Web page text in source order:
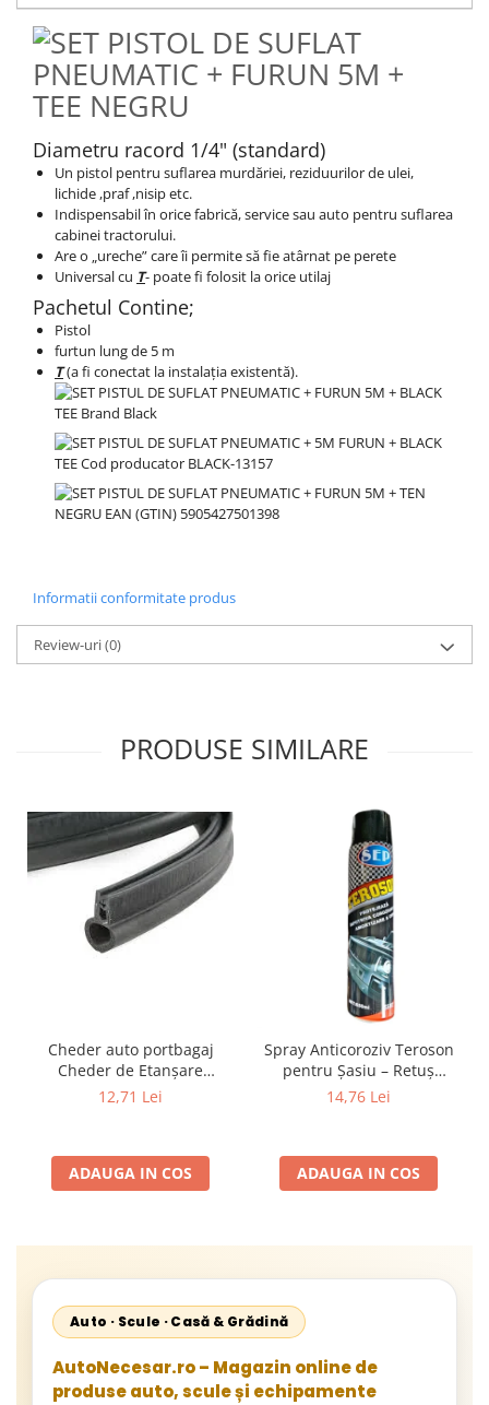
Diametru racord 1/4" (standard)
Un pistol pentru suflarea murdăriei, reziduurilor de ulei,
lichide ,praf ,nisip etc.
Indispensabil în orice fabrică, service sau auto pentru suflarea
cabinei tractorului.
Are o „ureche” care îi permite să fie atârnat pe perete
Universal cu T- poate fi folosit la orice utilaj
Pachetul Contine;
Pistol
furtun lung de 5 m
T(a fi conectat la instalația existentă).
Informatii conformitate produs
Review-uri(0)
PRODUSE SIMILARE
Cheder auto portbagaj
Cheder de Etanșare
Profesional din Cauciuc -
Aplicații Vânzare la Metru
Liniar
12,71 Lei
ADAUGA IN COS
Spray Anticoroziv Teroson
pentru Șasiu – Retuș
Defecte, Revopsibil Durabil
14,76 Lei
ADAUGA IN COS
Auto · Scule · Casă & Grădină
AutoNecesar.ro – Magazin online de
produse auto, scule și echipamente